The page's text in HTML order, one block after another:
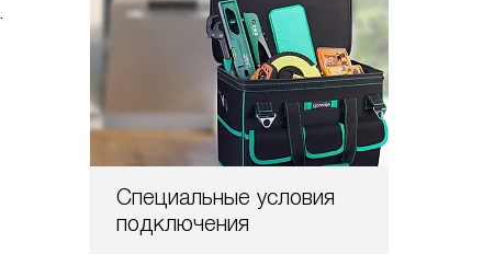
Специальные условия
подключения